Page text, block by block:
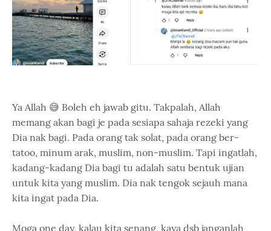
Ya Allah 😅 Boleh eh jawab gitu. Takpalah, Allah
memang akan bagi je pada sesiapa sahaja rezeki yang
Dia nak bagi. Pada orang tak solat, pada orang ber-
tatoo, minum arak, muslim, non-muslim. Tapi ingatlah,
kadang-kadang Dia bagi tu adalah satu bentuk ujian
untuk kita yang muslim. Dia nak tengok sejauh mana
kita ingat pada Dia.
Moga one day, kalau kita senang, kaya dsb janganlah